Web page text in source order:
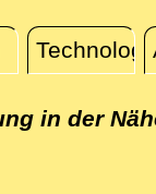
in der
Ort in der